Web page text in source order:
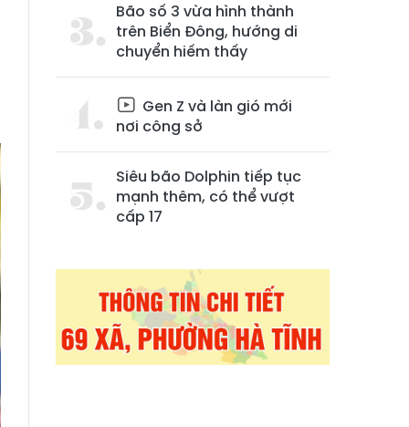
Bão số 3 vừa hình thành
trên Biển Đông, hướng di
chuyển hiếm thấy
Gen Z và làn gió mới
nơi công sở
Siêu bão Dolphin tiếp tục
mạnh thêm, có thể vượt
cấp 17